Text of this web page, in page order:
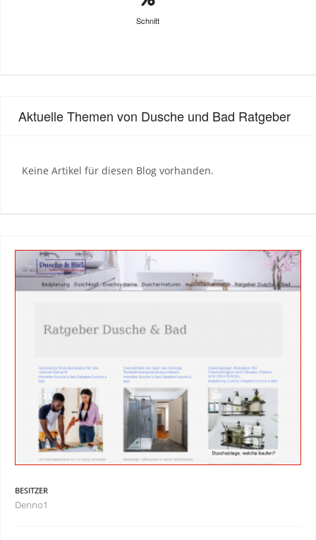
Schnitt
Aktuelle Themen von Dusche und Bad Ratgeber
Keine Artikel für diesen Blog vorhanden.
BESITZER
Denno1